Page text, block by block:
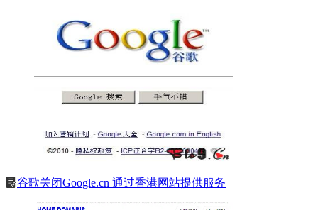
谷歌关闭Google.cn 通过香港网站提供服务